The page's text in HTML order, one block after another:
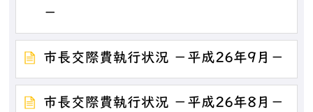
－
市長交際費執行状況 －平成26年9月－
市長交際費執行状況 －平成26年8月－